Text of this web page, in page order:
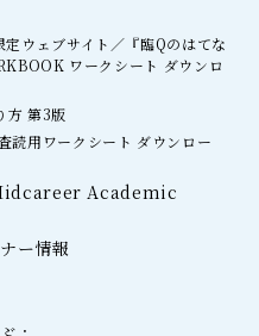
ウェブサイト／『臨Qのはてな
ワークシート ダウンロ
方 第3版
読用ワークシート ダウンロー
Academic
ー情報